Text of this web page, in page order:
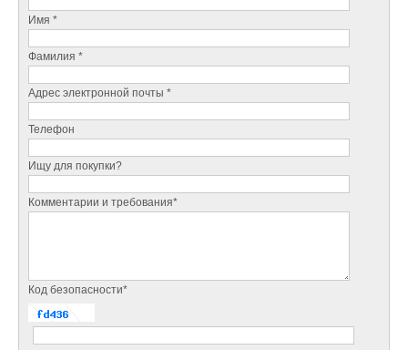
Имя *
Фамилия *
Адрес электронной почты *
Телефон
Ищу для покупки?
Комментарии и требования*
Код безопасности*